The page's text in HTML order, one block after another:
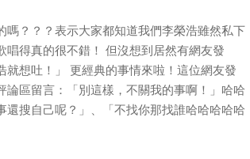
？？？表示大家都知道我們李榮浩雖然私下
得真的很不錯！ 但沒想到居然有網友發
想吐！」 更經典的事情來啦！這位網友發
論區留言：「別這樣，不關我的事啊！」哈哈
搜自己呢？」、「不找你那找誰哈哈哈哈哈